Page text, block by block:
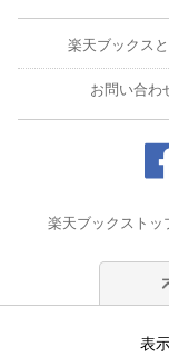
楽天ブックス
お問い合わ
楽天ブックストッ
表